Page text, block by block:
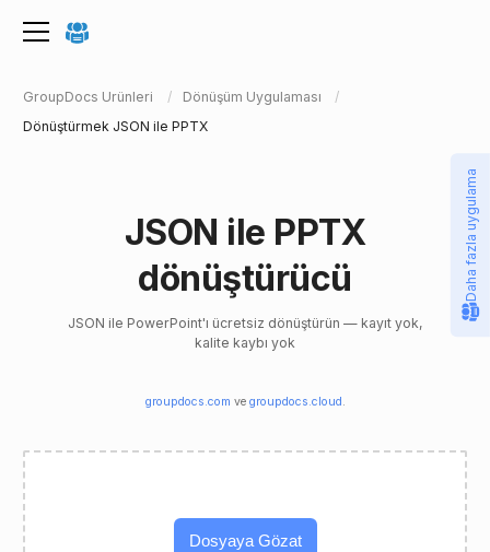
GroupDocs Ürünleri
Dönüşüm Uygulaması
Dönüştürmek JSON ile PPTX
JSON ile PPTX
dönüştürücü
JSON ile PowerPoint'ı ücretsiz dönüştürün — kayıt yok,
kalite kaybı yok
groupdocs.com ve groupdocs.cloud .
Dosyaya Gözat
Daha fazla uygulama